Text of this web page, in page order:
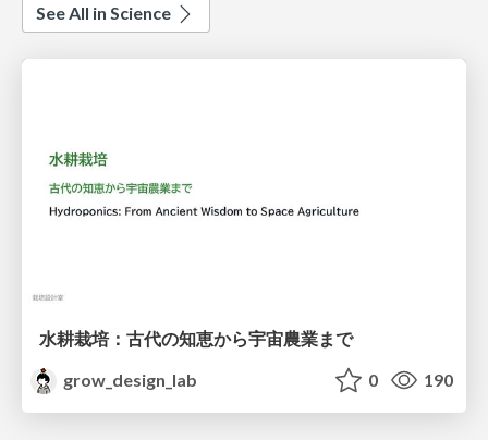
See All in Science
水耕栽培：古代の知恵から宇宙農業まで
grow_design_lab
0 190